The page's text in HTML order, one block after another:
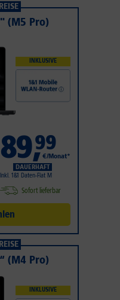
(M5 Pro)
INKLUSIVE
89,99
€/Monat*
DAUERHAFT
Inkl. 1&1 Daten-Flat M
Sofort lieferbar
(M4 Pro)
INKLUSIVE